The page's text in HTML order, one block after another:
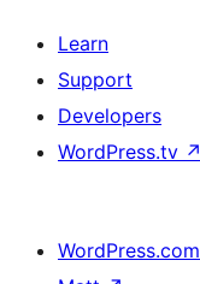
Learn
Support
Developers
WordPress.tv ↗
WordPress.com